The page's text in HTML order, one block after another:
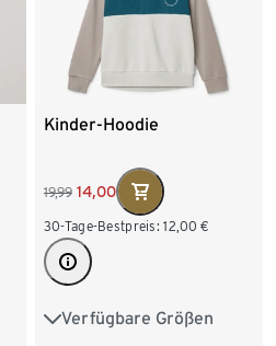
Kinder-Hoodie
19,99 14,00
30-Tage-Bestpreis: 12,00 €
Verfügbare Größen
122/128 134/140